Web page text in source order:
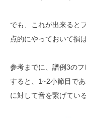
でも、これが出来ると
点的にやっておいて損
参考までに、譜例3の
すると、1~2小節目で
に対して音を繋げてい